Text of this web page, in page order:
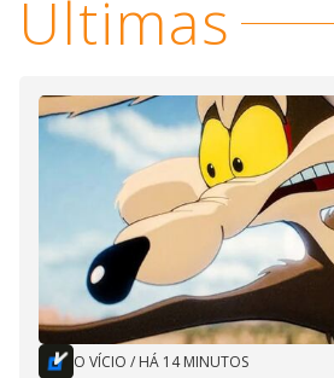
Últimas
O VÍCIO / HÁ 14 MINUTOS